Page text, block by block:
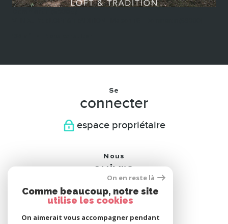
Se
connecter
espace propriétaire
Nous
suivre
On en reste là
Comme beaucoup, notre site
utilise les cookies
On aimerait vous accompagner pendant